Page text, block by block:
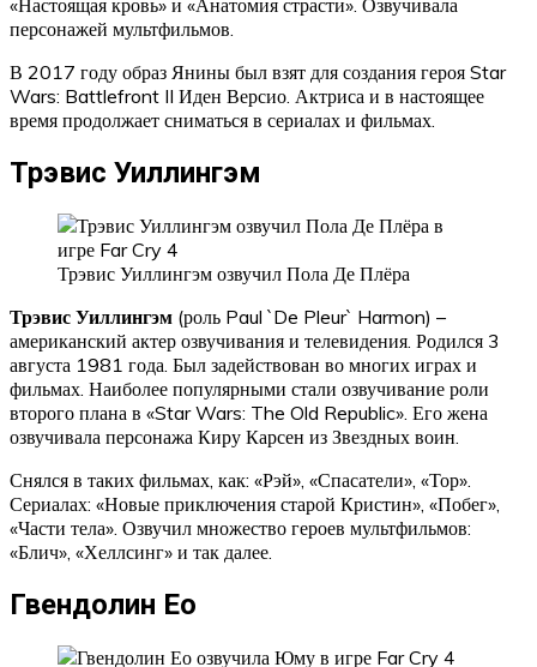
«Настоящая кровь» и «Анатомия страсти». Озвучивала
персонажей мультфильмов.
В 2017 году образ Янины был взят для создания героя Star
Wars: Battlefront II Иден Версио. Актриса и в настоящее
время продолжает сниматься в сериалах и фильмах.
Трэвис Уиллингэм
Трэвис Уиллингэм озвучил Пола Де Плёра
Трэвис Уиллингэм (роль Paul `De Pleur` Harmon) –
американский актер озвучивания и телевидения. Родился 3
августа 1981 года. Был задействован во многих играх и
фильмах. Наиболее популярными стали озвучивание роли
второго плана в «Star Wars: The Old Republic». Его жена
озвучивала персонажа Киру Карсен из Звездных воин.
Снялся в таких фильмах, как: «Рэй», «Спасатели», «Тор».
Сериалах: «Новые приключения старой Кристин», «Побег»,
«Части тела». Озвучил множество героев мультфильмов:
«Блич», «Хеллсинг» и так далее.
Гвендолин Ео